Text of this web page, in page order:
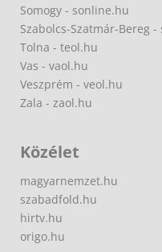
Somogy - sonline.hu
Szabolcs-Szatmár-Bereg -
Tolna - teol.hu
Vas - vaol.hu
Veszprém - veol.hu
Zala - zaol.hu
Közélet
magyarnemzet.hu
szabadfold.hu
hirtv.hu
origo.hu